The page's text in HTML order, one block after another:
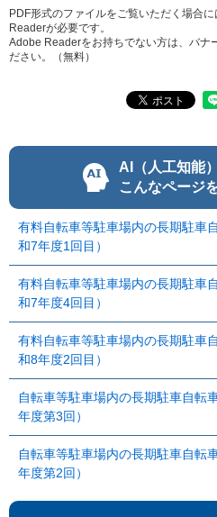
PDF形式のファイルをご覧いただく場合
Readerが必要です。
Adobe Readerをお持ちでない方は、バナ
ださい。（無料）
AI（人工知能
こんなページ
有料自転車等駐車場内の長期駐車
和7年度1回目）
有料自転車等駐車場内の長期駐車
和7年度4回目）
有料自転車等駐車場内の長期駐車
和8年度2回目）
自転車等駐車場内の長期駐車自転
年度第3回）
自転車等駐車場内の長期駐車自転
年度第2回）